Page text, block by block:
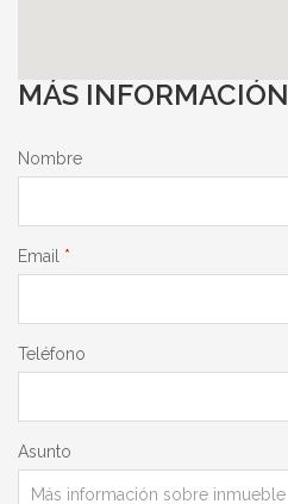
MÁS
Nombre
Email *
Teléfono
Asunto